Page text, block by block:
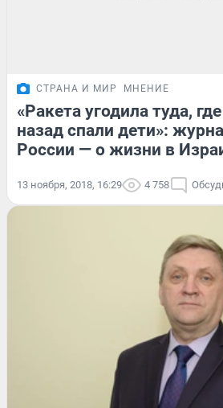
СТРАНА И МИР МНЕНИЕ
«Ракета угодила туда,
назад спали дети»:
России — о жизни в
13 ноября, 2018, 16:29 4 758